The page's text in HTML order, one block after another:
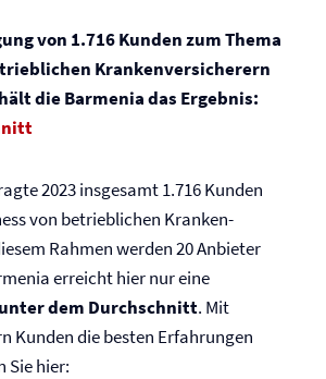
von 1.716 Kunden zum Thema
Kranken­versicherern
die Barmenia das Ergebnis:
2023 insgesamt 1.716 Kunden
von betrieblichen Kranken­
Rahmen werden 20 Anbieter
erreicht hier nur eine
unter dem Durchschnitt. Mit
Kunden die besten Erfahrungen
Sie hier: